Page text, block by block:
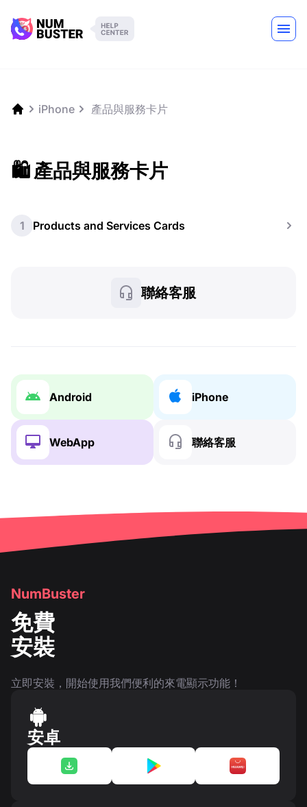
iPhone ️ 產品與服務卡片
🛍️ 產品與服務卡片
1 Products and Services Cards
聯絡客服
Android iPhone
WebApp 聯絡客服
NumBuster
免費
安裝
立即安裝，開始使用我們便利的來電顯示功能！
安卓